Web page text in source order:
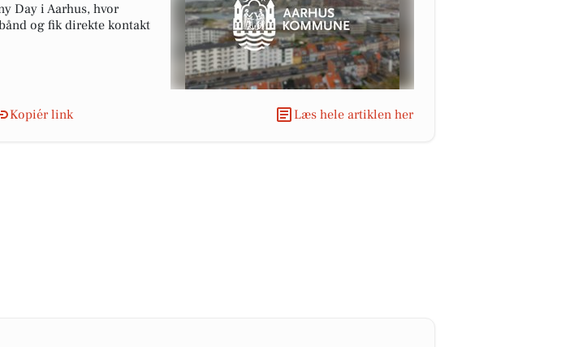
Day i Aarhus, hvor
og fik direkte kontakt
Kopiér link Læs hele artiklen her